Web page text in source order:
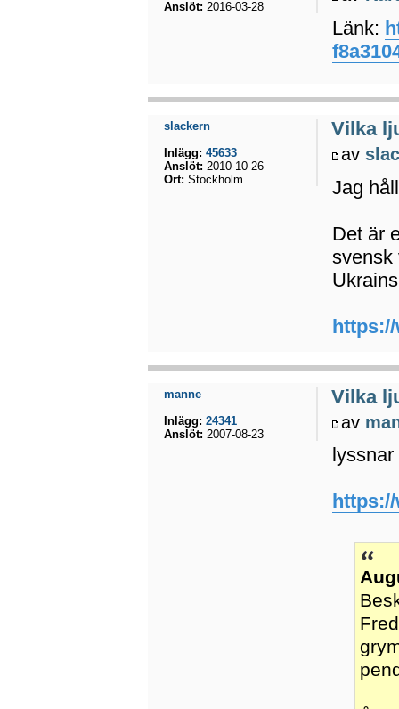
Länk:
Anslöt: 2016-03-28
Vilka
av
Jag
Det är
svensk
slackern
Inlägg: 45633
Anslöt: 2010-10-26
Ort: Stockholm
Vilka
av
manne
Inlägg: 24341
Anslöt: 2007-08-23